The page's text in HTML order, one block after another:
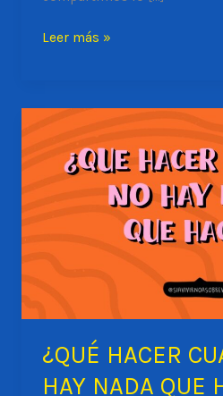
Netflix
estos
estrenos
de
Leer más »
¿QUÉ HACER
HAY NADA QUE